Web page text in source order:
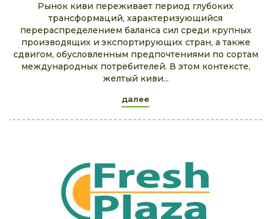
Рынок киви переживает период глубоких
трансформаций, характеризующийся
перераспределением баланса сил среди крупных
производящих и экспортирующих стран, а также
сдвигом, обусловленным предпочтениями по сортам
международных потребителей. В этом контексте,
желтый киви...
далее